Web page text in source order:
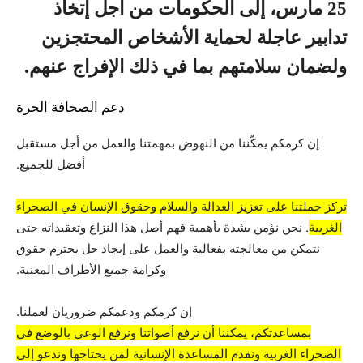
25 مارس، إلى الحكومات من أجل إتخاذ
تدابير عاجلة لحماية الأشخاص المحتجزين
ولضمان سلامتهم بما في ذلك الإفراج عنهم.
دعم الصحافة الحرة
إن كرمكم يمكّننا من النهوض بمهمتنا والعمل من أجل مستقبل
أفضل للجميع.
تركز حملتنا على تعزيز العدالة والسلام وحقوق الإنسان في الصحراء
الغربية. نحن نؤمن بشدة بأهمية فهم أصل هذا النزاع وتعقيداته حتى
نتمكن من معالجته بفعالية والعمل على إيجاد حل يحترم حقوق
وكرامة جميع الأطراف المعنية.
إن كرمكم ودعمكم ضروريان لعملنا.
بمساعدتكم، يمكننا أن نرفع أصواتنا ونرفع الوعي بالوضع في
الصحراء الغربية ونقدم المساعدة الإنسانية لمن يحتاجها وندعو إلى